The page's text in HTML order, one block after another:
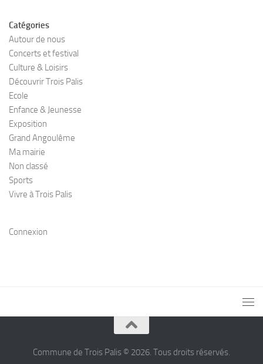
Catégories
Autour de nous
Concerts et festival
Culture & Loisirs
Découvrir Trois Palis
Ecole
Enfance & Jeunesse
Exposition
Grand Angoulême
Ma mairie
Non classé
Sports
Vivre à Trois Palis
Connexion
Commune de Trois Palis © 2026. Tous droits réservés.